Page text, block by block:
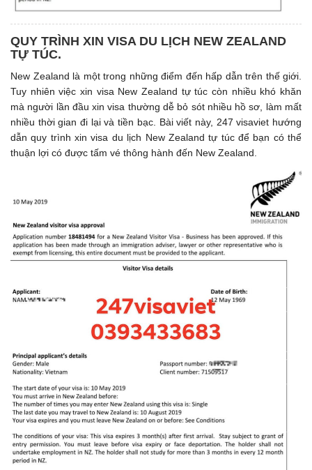
QUY TRÌNH XIN VISA DU LỊCH NEW ZEALAND
TỰ TÚC.
New Zealand là một trong những điểm đến hấp dẫn trên thế giới.
Tuy nhiên việc xin visa New Zealand tự túc còn nhiều khó khăn
mà người lần đầu xin visa thường dễ bỏ sót nhiều hồ sơ, làm mất
nhiều thời gian đi lại và tiền bạc. Bài viết này, 247 visaviet hướng
dẫn quy trình xin visa du lịch New Zealand tự túc để bạn có thể
thuận lợi có được tấm vé thông hành đến New Zealand.